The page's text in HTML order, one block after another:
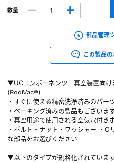
▼UCコンポーネンツ 真空装置向け
(RediVac®)
・すぐに使える精密洗浄済みのパー
・ベーキング済みの製品もございま
・真空用途で使用される空気穴付き
・ボルト・ナット・ワッシャー ・
な部品をお選びください
▼以下のタイプが規格化されていま
数量
部品管理
この製品
※パスワードをお忘れの方は、
※メールアドレスを忘れた方は、 お問い